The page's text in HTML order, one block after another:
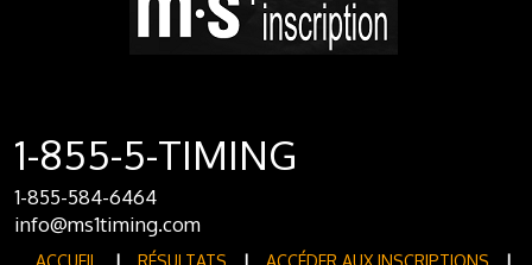
1-855-5-TIMING
1-855-584-6464
info@ms1timing.com
ACCUEIL | RÉSULTATS | ACCÉDER AUX INSCRIPTIONS |